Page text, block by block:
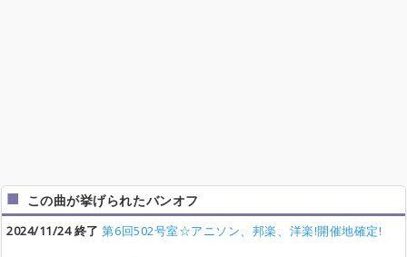
この曲が挙げられたバンオフ
2024/11/24 終了 第6回502号室☆アニソン、邦楽、洋楽!開催地確定!